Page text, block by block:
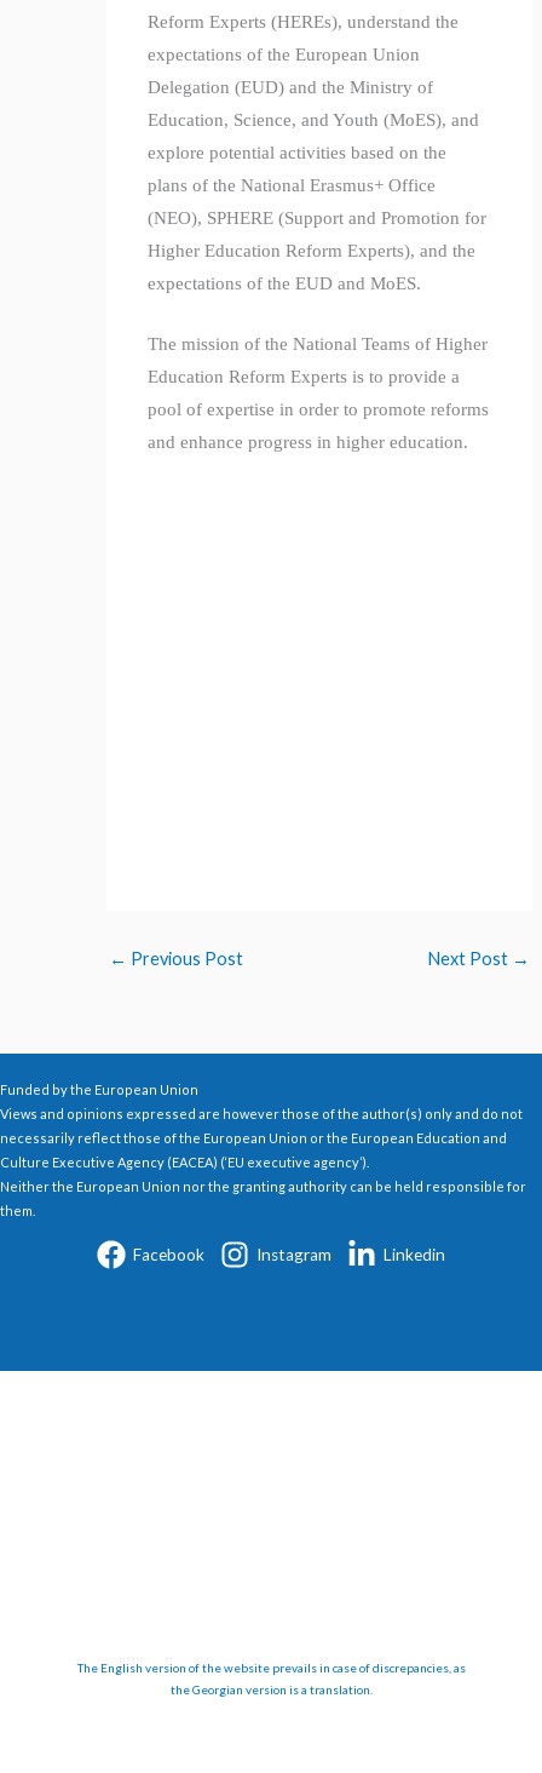
Reform Experts (HEREs), understand the
expectations of the European Union
Delegation (EUD) and the Ministry of
Education, Science, and Youth (MoES), and
explore potential activities based on the
plans of the National Erasmus+ Office
(NEO), SPHERE (Support and Promotion for
Higher Education Reform Experts), and the
expectations of the EUD and MoES.
The mission of the National Teams of Higher
Education Reform Experts is to provide a
pool of expertise in order to promote reforms
and enhance progress in higher education.
← Previous Post Next Post →
Funded by the European Union
Views and opinions expressed are however those of the author(s) only and do not
necessarily reflect those of the European Union or the European Education and
Culture Executive Agency (EACEA) (‘EU executive agency’).
Neither the European Union nor the granting authority can be held responsible for
them.
Facebook Instagram Linkedin
The English version of the website prevails in case of discrepancies, as
the Georgian version is a translation.